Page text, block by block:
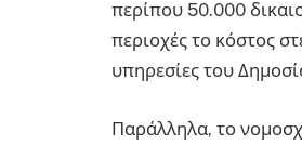
περίπου 50.000
περιοχές το κόστος
υπηρεσίες του
Παράλληλα, το